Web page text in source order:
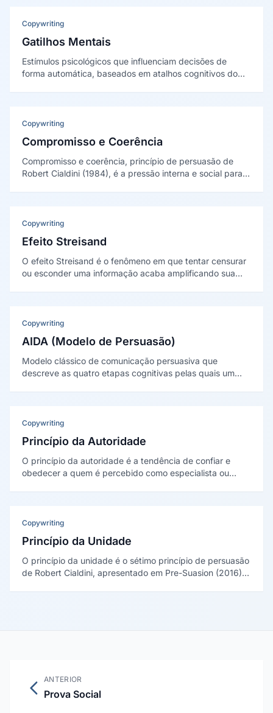
Copywriting
Gatilhos Mentais
Estímulos psicológicos que influenciam decisões de
forma automática, baseados em atalhos cognitivos do
Copywriting
Compromisso e Coerência
Compromisso e coerência, princípio de persuasão de
Robert Cialdini (1984), é a pressão interna e social para
Copywriting
Efeito Streisand
O efeito Streisand é o fenômeno em que tentar censurar
ou esconder uma informação acaba amplificando sua
Copywriting
AIDA (Modelo de Persuasão)
Modelo clássico de comunicação persuasiva que
descreve as quatro etapas cognitivas pelas quais um
Copywriting
Princípio da Autoridade
O princípio da autoridade é a tendência de confiar e
obedecer a quem é percebido como especialista ou
Copywriting
Princípio da Unidade
O princípio da unidade é o sétimo princípio de persuasão
de Robert Cialdini, apresentado em Pre-Suasion (2016).
ANTERIOR
Prova Social